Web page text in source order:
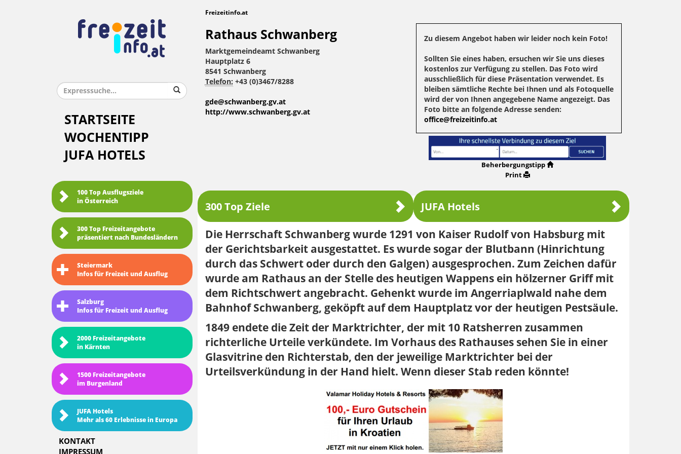
STARTSEITE
WOCHENTIPP
JUFA HOTELS
100 Top Ausflugsziele
in Österreich
300 Top Freizeitangebote
präsentiert nach Bundesländern
Steiermark
Infos für Freizeit und Ausflug
Salzburg
Infos für Freizeit und Ausflug
2000 Freizeitangebote
in Kärnten
1500 Freizeitangebote
im Burgenland
JUFA Hotels
Mehr als 60 Erlebnisse in Europa
KONTAKT
IMPRESSUM
Freizeitinfo.at
Rathaus Schwanberg
Marktgemeindeamt Schwanberg
Hauptplatz 6
8541 Schwanberg
Telefon: +43 (0)3467/8288
gde@schwanberg.gv.at
http://www.schwanberg.gv.at
Zu diesem Angebot haben wir leider noch kein Foto!
Sollten Sie eines haben, ersuchen wir Sie uns dieses
kostenlos zur Verfügung zu stellen. Das Foto wird
ausschließlich für diese Präsentation verwendet. Es
bleiben sämtliche Rechte bei Ihnen und als Fotoquelle
wird der von Ihnen angegebene Name angezeigt. Das
Foto bitte an folgende Adresse senden:
office@freizeitinfo.at
Beherbergungstipp
Print
300 Top Ziele JUFA Hotels
Die Herrschaft Schwanberg wurde 1291 von Kaiser Rudolf von Habsburg mit
der Gerichtsbarkeit ausgestattet. Es wurde sogar der Blutbann (Hinrichtung
durch das Schwert oder durch den Galgen) ausgesprochen. Zum Zeichen dafür
wurde am Rathaus an der Stelle des heutigen Wappens ein hölzerner Griff mit
dem Richtschwert angebracht. Gehenkt wurde im Angerriaplwald nahe dem
Bahnhof Schwanberg, geköpft auf dem Hauptplatz vor der heutigen Pestsäule.
1849 endete die Zeit der Marktrichter, der mit 10 Ratsherren zusammen
richterliche Urteile verkündete. Im Vorhaus des Rathauses sehen Sie in einer
Glasvitrine den Richterstab, den der jeweilige Marktrichter bei der
Urteilsverkündung in der Hand hielt. Wenn dieser Stab reden könnte!